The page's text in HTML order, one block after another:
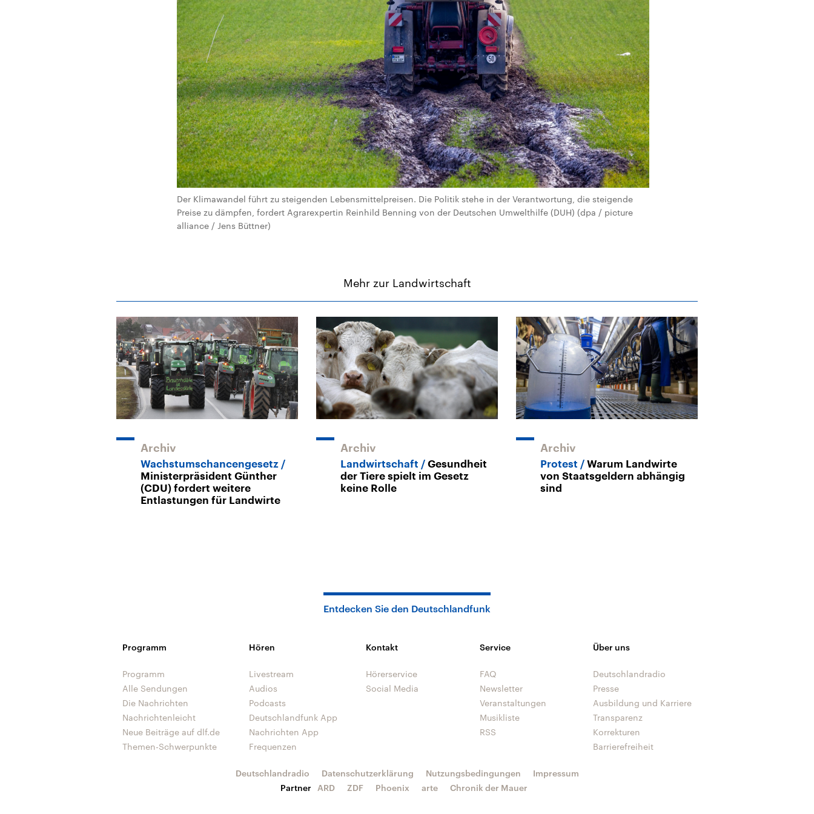
Der Klimawandel führt zu steigenden Lebensmittelpreisen. Die Politik stehe in der Verantwortung, die steigende
Preise zu dämpfen, fordert Agrarexpertin Reinhild Benning von der Deutschen Umwelthilfe (DUH) (dpa / picture
alliance / Jens Büttner)
Mehr zur Landwirtschaft
Archiv
Wachstumschancengesetz
Ministerpräsident Günther
(CDU) fordert weitere
Entlastungen für Landwirte
Archiv
Landwirtschaft
Gesundheit
der Tiere spielt im Gesetz
keine Rolle
Archiv
Protest
Warum Landwirte
von Staatsgeldern abhängig
sind
Entdecken Sie den Deutschlandfunk
Programm
Programm
Alle Sendungen
Die Nachrichten
Nachrichtenleicht
Neue Beiträge auf dlf.de
Themen-Schwerpunkte
Hören
Livestream
Audios
Podcasts
Deutschlandfunk App
Nachrichten App
Frequenzen
Kontakt
Hörerservice
Social Media
Service
FAQ
Newsletter
Veranstaltungen
Musikliste
RSS
Über uns
Deutschlandradio
Presse
Ausbildung und Karriere
Transparenz
Korrekturen
Barrierefreiheit
Deutschlandradio Datenschutzerklärung Nutzungsbedingungen
Impressum
Partner
ARD ZDF Phoenix arte Chronik der Mauer